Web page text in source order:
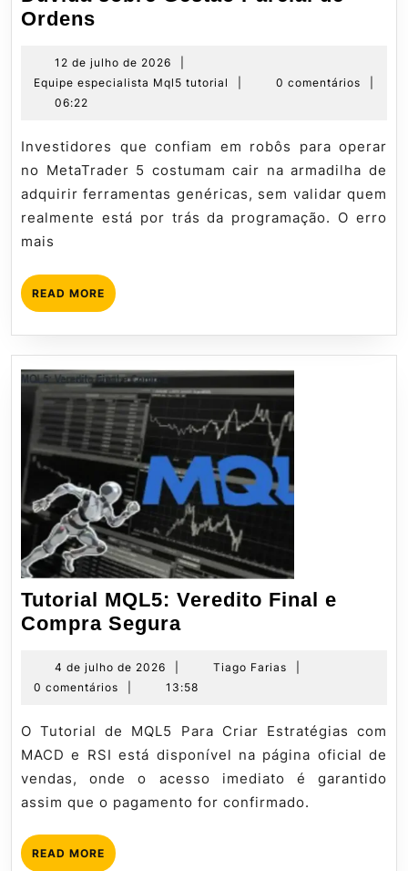
Ordens
Robôs
MQL5:
Gestão
Parcial
de
Ordens
12 de julho de 2026
de
2026
Equipe especialista Mql5 tutorial
tutorial
0 comentários
06:22
Investidores que confiam em robôs para operar
no MetaTrader 5 costumam cair na armadilha de
adquirir ferramentas genéricas, sem validar quem
realmente está por trás da programação. O erro
mais
READ MORE READ
MORE
Tutorial MQL5: Veredito Final e
Compra Segura
Veredito
Final
Compra
Segura
4 de julho de 2026
de
de
Tiago Farias
0 comentários
13:58
O Tutorial de MQL5 Para Criar Estratégias com
MACD e RSI está disponível na página oficial de
vendas, onde o acesso imediato é garantido
assim que o pagamento for confirmado.
READ MORE READ